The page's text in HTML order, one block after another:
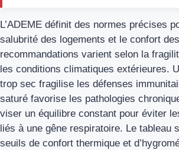
L’ADEME définit des normes précises
salubrité des logements et le confort
recommandations varient selon la
les conditions climatiques extérieures.
trop sec fragilise les défenses
saturé favorise les pathologies
viser un équilibre constant pour éviter
liés à une gêne respiratoire. Le tableau
seuils de confort thermique et